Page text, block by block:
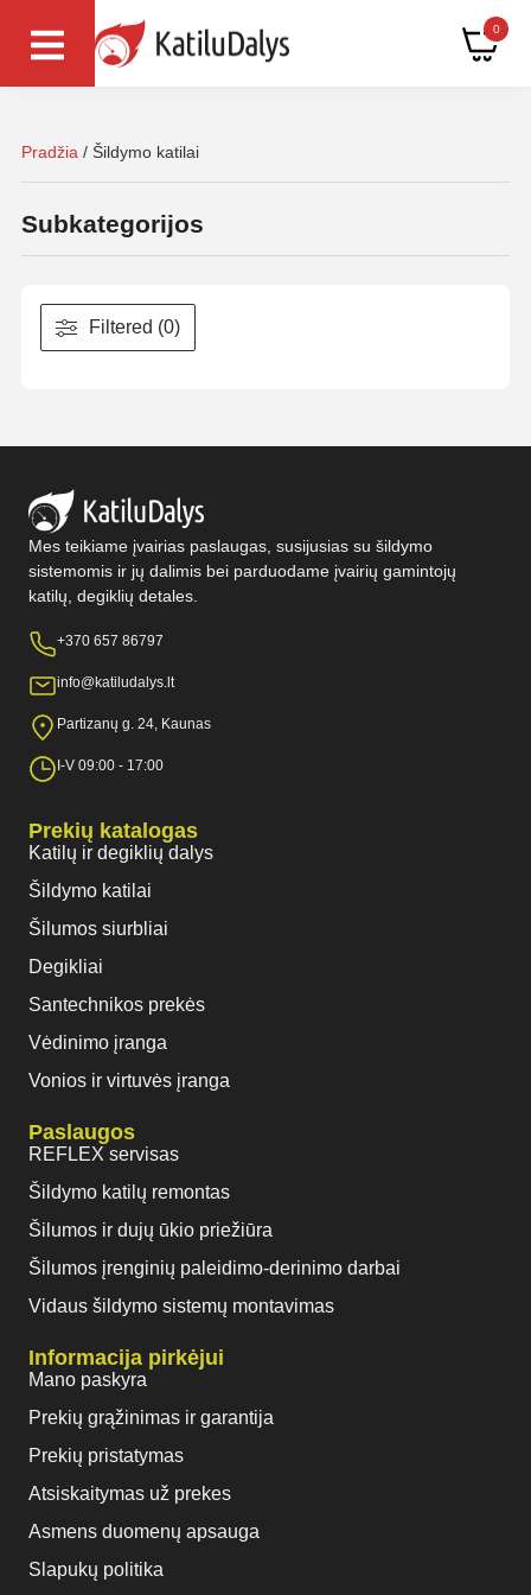
0
Pradžia / Šildymo katilai
Subkategorijos
Filtered (0)
Mes teikiame įvairias paslaugas, susijusias su šildymo
sistemomis ir jų dalimis bei parduodame įvairių gamintojų
katilų, degiklių detales.
+370 657 86797
info@katiludalys.lt
Partizanų g. 24, Kaunas
I-V 09:00 - 17:00
Prekių katalogas
Katilų ir degiklių dalys
Šildymo katilai
Šilumos siurbliai
Degikliai
Santechnikos prekės
Vėdinimo įranga
Vonios ir virtuvės įranga
Paslaugos
REFLEX servisas
Šildymo katilų remontas
Šilumos ir dujų ūkio priežiūra
Šilumos įrenginių paleidimo-derinimo darbai
Vidaus šildymo sistemų montavimas
Informacija pirkėjui
Mano paskyra
Prekių grąžinimas ir garantija
Prekių pristatymas
Atsiskaitymas už prekes
Asmens duomenų apsauga
Slapukų politika